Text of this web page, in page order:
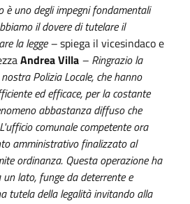
è uno degli impegni fondamentali
il dovere di tutelare il
la legge –spiega il vicesindaco e
Andrea Villa – Ringrazio la
Polizia Locale, che hanno
ed efficace, per la costante
abbastanza diffuso che
comunale competente ora
amministrativo finalizzato al
ordinanza. Questa operazione ha
lato, funge da deterrente e
tutela della legalità invitando alla